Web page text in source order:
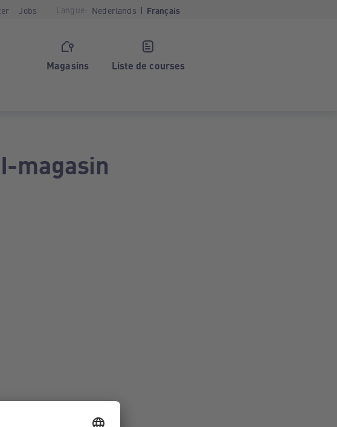
Jobs Langue: Nederlands Français
Magasins Liste de courses
magasin